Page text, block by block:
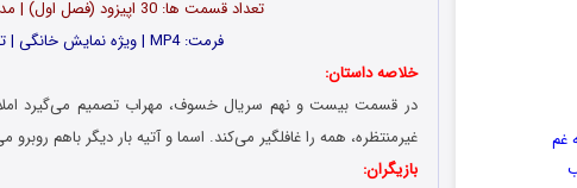
غم
تعداد قسمت ها: 30 اپیزود (فصل اول) | مدت زمان: 50 دقیقه | کیفیت: بلوری
فرمت: MP4 | ویژه نمایش خانگی | تهیه کننده: همایون اسعدیان
خلاصه داستان:
در قسمت بیست و نهم سریال خسوف، مهراب تصمیم می‌گیرد
غیرمنتظره‌، همه را غافلگیر می‌کند. اسما و آتیه بار دیگر باهم
بازیگران: